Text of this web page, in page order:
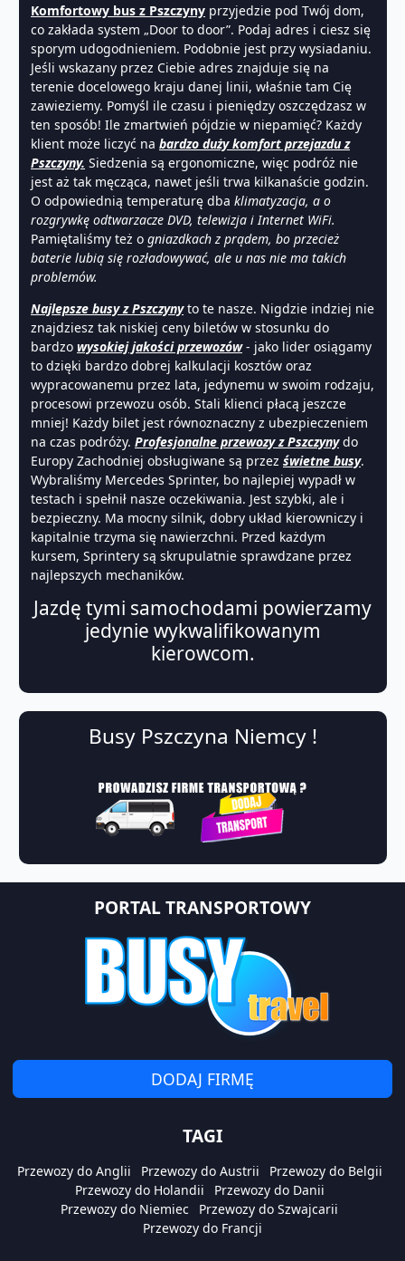
Komfortowy bus z Pszczyny przyjedzie pod Twój dom,
co zakłada system „Door to door”. Podaj adres i ciesz się
sporym udogodnieniem. Podobnie jest przy wysiadaniu.
Jeśli wskazany przez Ciebie adres znajduje się na
terenie docelowego kraju danej linii, właśnie tam Cię
zawieziemy. Pomyśl ile czasu i pieniędzy oszczędzasz w
ten sposób! Ile zmartwień pójdzie w niepamięć? Każdy
klient może liczyć na bardzo duży komfort przejazdu z
Pszczyny. Siedzenia są ergonomiczne, więc podróż nie
jest aż tak męcząca, nawet jeśli trwa kilkanaście godzin.
O odpowiednią temperaturę dba klimatyzacja, a o
rozgrywkę odtwarzacze DVD, telewizja i Internet WiFi.
Pamiętaliśmy też o gniazdkach z prądem, bo przecież
baterie lubią się rozładowywać, ale u nas nie ma takich
problemów.
Najlepsze busy z Pszczynyto te nasze. Nigdzie indziej nie
znajdziesz tak niskiej ceny biletów w stosunku do
bardzo wysokiej jakości przewozów- jako lider osiągamy
to dzięki bardzo dobrej kalkulacji kosztów oraz
wypracowanemu przez lata, jedynemu w swoim rodzaju,
procesowi przewozu osób. Stali klienci płacą jeszcze
mniej! Każdy bilet jest równoznaczny z ubezpieczeniem
na czas podróży. Profesjonalne przewozy z Pszczynydo
Europy Zachodniej obsługiwane są przez świetne busy.
Wybraliśmy Mercedes Sprinter, bo najlepiej wypadł w
testach i spełnił nasze oczekiwania. Jest szybki, ale i
bezpieczny. Ma mocny silnik, dobry układ kierowniczy i
kapitalnie trzyma się nawierzchni. Przed każdym
kursem, Sprintery są skrupulatnie sprawdzane przez
najlepszych mechaników.
Jazdę tymi samochodami powierzamy
jedynie wykwalifikowanym
kierowcom.
Busy Pszczyna Niemcy !
PORTAL TRANSPORTOWY
DODAJ FIRMĘ
TAGI
Przewozy do Anglii Przewozy do Austrii
Przewozy do Belgii
Przewozy do Holandii
Przewozy do Danii
Przewozy do Niemiec
Przewozy do Szwajcarii
Przewozy do Francji